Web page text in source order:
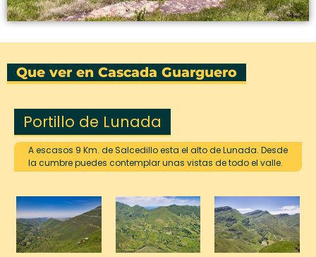
Que ver en Cascada Guarguero
Portillo de Lunada
A escasos 9 Km. de Salcedillo esta el alto de Lunada. Desde
la cumbre puedes contemplar unas vistas de todo el valle.